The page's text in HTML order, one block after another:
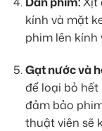
kính và mặt
phim lên kính
Gạt nước và
để loại bỏ
đảm bảo
thuật viên sẽ